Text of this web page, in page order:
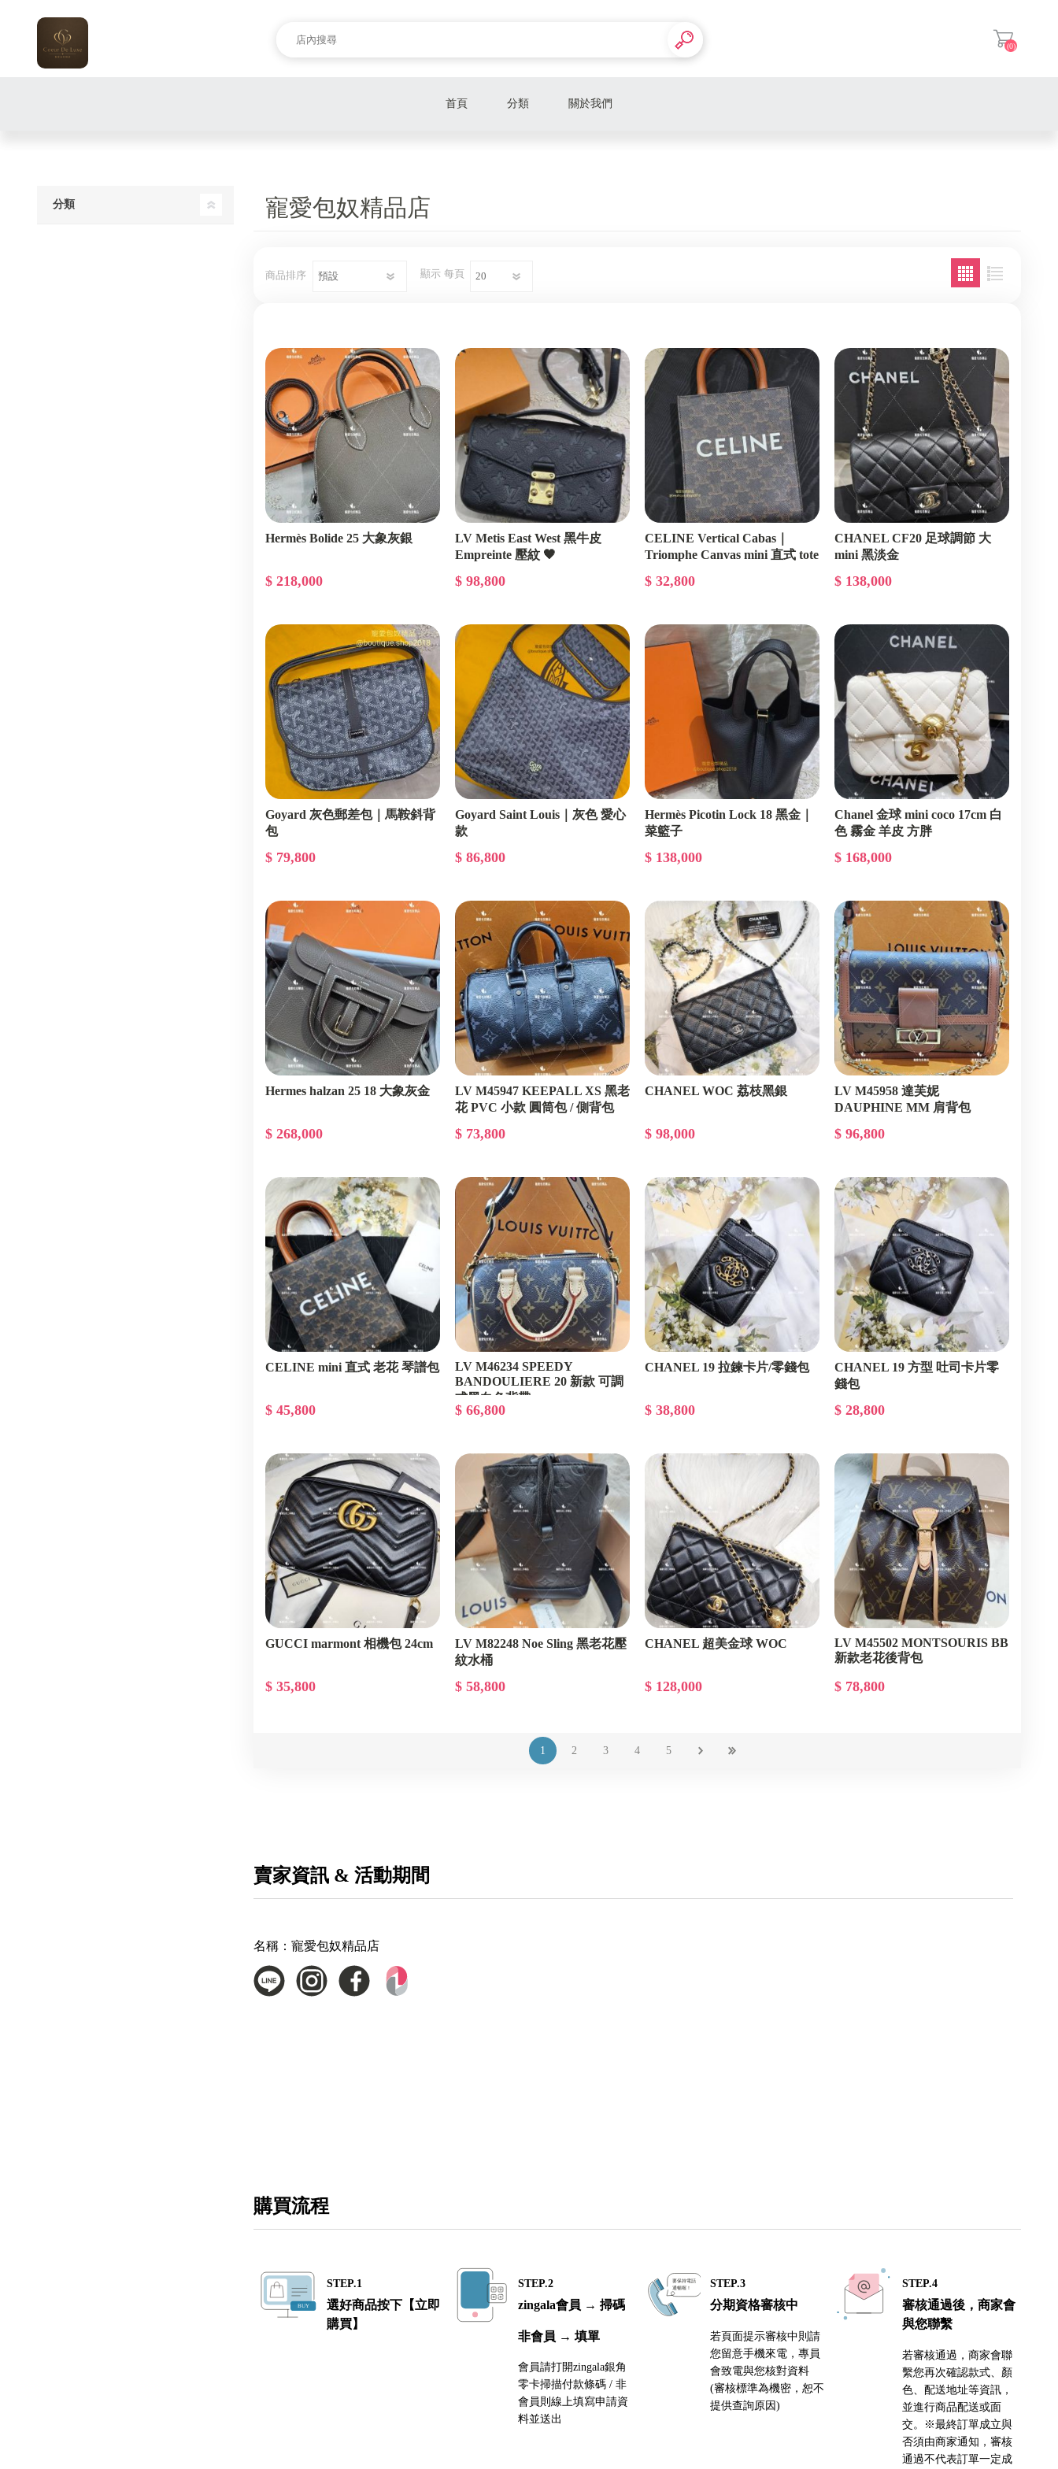
(0)
首頁 分類 關於我們
寵愛包奴精品店
商品排序 顯示 每頁
Hermès Bolide 25 大象灰銀
$ 218,000
LV Metis East West 黑牛皮
Empreinte 壓紋 🖤
$ 98,800
CELINE Vertical Cabas｜
Triomphe Canvas mini 直式 tote
$ 32,800
CHANEL CF20 足球調節 大
mini 黑淡金
$ 138,000
Goyard 灰色郵差包｜馬鞍斜背
包
$ 79,800
Goyard Saint Louis｜灰色 愛心
款
$ 86,800
Hermès Picotin Lock 18 黑金｜
菜籃子
$ 138,000
Chanel 金球 mini coco 17cm 白
色 霧金 羊皮 方胖
$ 168,000
Hermes halzan 25 18 大象灰金
$ 268,000
LV M45947 KEEPALL XS 黑老
花 PVC 小款 圓筒包 / 側背包
$ 73,800
CHANEL WOC 荔枝黑銀
$ 98,000
LV M45958 達芙妮
DAUPHINE MM 肩背包
$ 96,800
CELINE mini 直式 老花 琴譜包
$ 45,800
LV M46234 SPEEDY
BANDOULIERE 20 新款 可調
式黑白色背帶
$ 66,800
CHANEL 19 拉鍊卡片/零錢包
$ 38,800
CHANEL 19 方型 吐司卡片零
錢包
$ 28,800
GUCCI marmont 相機包 24cm
$ 35,800
LV M82248 Noe Sling 黑老花壓
紋水桶
$ 58,800
CHANEL 超美金球 WOC
$ 128,000
LV M45502 MONTSOURIS BB
新款老花後背包
$ 78,800
1 2 3 4 5
賣家資訊 & 活動期間
名稱： 寵愛包奴精品店
購買流程
STEP.1
選好商品按下【立即
購買】
STEP.2
zingala會員 → 掃碼
非會員 → 填單
會員請打開zingala銀角
零卡掃描付款條碼 / 非
會員則線上填寫申請資
料並送出
STEP.3
分期資格審核中
若頁面提示審核中則請
您留意手機來電，專員
會致電與您核對資料
(審核標準為機密，恕不
提供查詢原因)
STEP.4
審核通過後，商家會
與您聯繫
若審核通過，商家會聯
繫您再次確認款式、顏
色、配送地址等資訊，
並進行商品配送或面
交。※最終訂單成立與
否須由商家通知，審核
通過不代表訂單一定成
分類